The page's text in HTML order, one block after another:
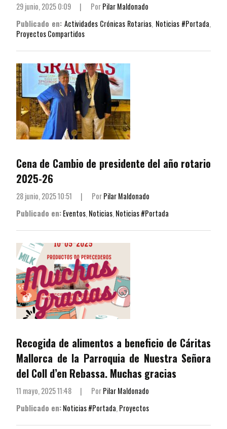
29 junio, 2025 0:09 | PorPilar Maldonado
Publicado en: Actividades Crónicas Rotarias, Noticias #Portada,
Proyectos Compartidos
Cena de Cambio de presidente del año rotario
2025-26
28 junio, 2025 10:51 | PorPilar Maldonado
Publicado en:Eventos, Noticias, Noticias #Portada
Recogida de alimentos a beneficio de Cáritas
Mallorca de la Parroquia de Nuestra Señora
del Coll d’en Rebassa. Muchas gracias
11 mayo, 2025 11:48 | PorPilar Maldonado
Publicado en:Noticias #Portada,Proyectos